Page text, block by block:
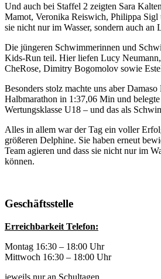
Und auch bei Staffel 2 zeigten Sara
Mamot, Veronika Reiswich, Philippa Sigl
sie nicht nur im Wasser, sondern auch an
Die jüngeren Schwimmerinnen und
Kids-Run teil. Hier liefen Lucy
CheRose, Dimitry Bogomolov sowie
Besonders stolz machte uns aber
Halbmarathon in 1:37,06 Min und
Wertungsklasse U18 – und das als
Alles in allem war der Tag ein voller
größeren Delphine. Sie haben erneut
Team agieren und dass sie nicht nur im
können.
Geschäftsstelle
Erreichbarkeit Telefon:
Montag 16:30 – 18:00 Uhr
Mittwoch 16:30 – 18:00 Uhr
jeweils nur an Schultagen